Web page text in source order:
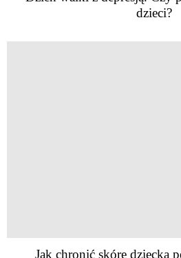
dzieci?
Jak chronić skórę dziecka